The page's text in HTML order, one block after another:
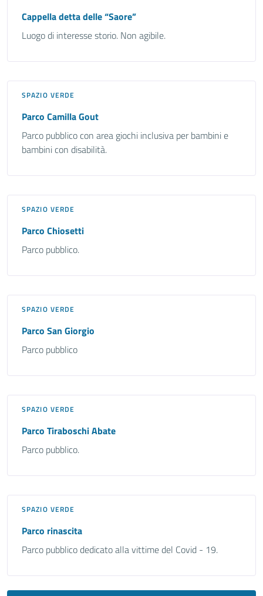
Cappella detta delle “Saore”
Luogo di interesse storio. Non agibile.
SPAZIO VERDE
Parco Camilla Gout
Parco pubblico con area giochi inclusiva per bambini e
bambini con disabilità.
SPAZIO VERDE
Parco Chiosetti
Parco pubblico.
SPAZIO VERDE
Parco San Giorgio
Parco pubblico
SPAZIO VERDE
Parco Tiraboschi Abate
Parco pubblico.
SPAZIO VERDE
Parco rinascita
Parco pubblico dedicato alla vittime del Covid - 19.